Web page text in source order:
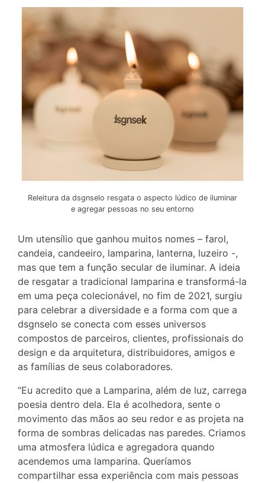
Releitura da dsgnselo resgata o aspecto lúdico de iluminar
e agregar pessoas no seu entorno
Um utensílio que ganhou muitos nomes – farol,
candeia, candeeiro, lamparina, lanterna, luzeiro -,
mas que tem a função secular de iluminar. A ideia
de resgatar a tradicional lamparina e transformá-la
em uma peça colecionável, no fim de 2021, surgiu
para celebrar a diversidade e a forma com que a
dsgnselo se conecta com esses universos
compostos de parceiros, clientes, profissionais do
design e da arquitetura, distribuidores, amigos e
as famílias de seus colaboradores.
“Eu acredito que a Lamparina, além de luz, carrega
poesia dentro dela. Ela é acolhedora, sente o
movimento das mãos ao seu redor e as projeta na
forma de sombras delicadas nas paredes. Criamos
uma atmosfera lúdica e agregadora quando
acendemos uma lamparina. Queríamos
compartilhar essa experiência com mais pessoas